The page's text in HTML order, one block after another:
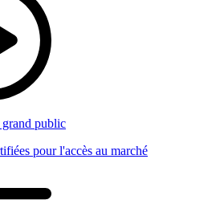
grand public
pour l'accès au marché